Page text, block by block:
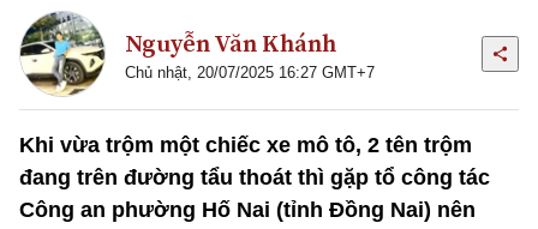
Nguyễn Văn Khánh
Chủ nhật, 20/07/2025 16:27 GMT+7
Khi vừa trộm một chiếc xe mô tô, 2 tên trộm
đang trên đường tẩu thoát thì gặp tổ công tác
Công an phường Hố Nai (tỉnh Đồng Nai) nên